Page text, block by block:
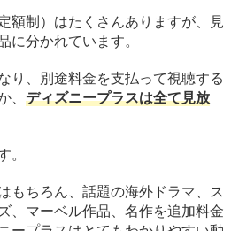
額制）はたくさんありますが、見
に分かれています。
り、別途料金を支払って視聴する
、 ディズニープラスは全て見放
。
もちろん、話題の海外ドラマ、ス
、マーベル作品、名作を追加料金